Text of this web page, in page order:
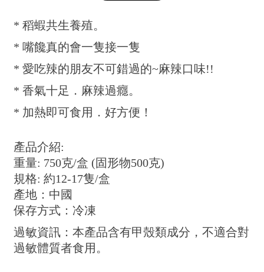
* 稻蝦共生養殖。
* 嘴饞真的會一隻接一隻
* 愛吃辣的朋友不可錯過的~麻辣口味!!
* 香氣十足．麻辣過癮。
* 加熱即可食用．好方便！
產品介紹:
重量: 750克/盒 (固形物500克)
規格: 約12-17隻/盒
產地：中國
保存方式：冷凍
過敏資訊：本產品含有甲殼類成分，不適合對
過敏體質者食用。